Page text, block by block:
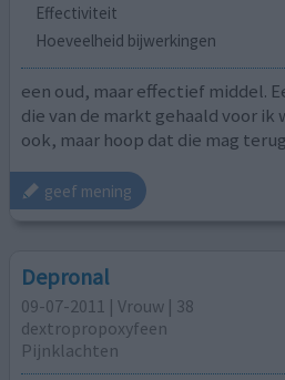
Effectiviteit
Hoeveelheid bijwerkingen
een oud, maar effectief middel.
die van de markt gehaald voor
ook, maar hoop dat die mag
geef mening
Depronal
09-07-2011 | Vrouw | 38
dextropropoxyfeen
Pijnklachten